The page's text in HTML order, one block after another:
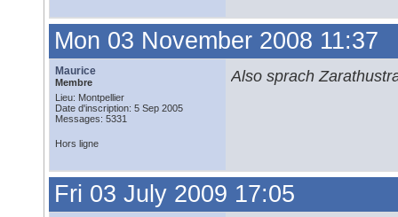
Mon 03 November 2008 11:37
Maurice
Membre
Lieu: Montpellier
Date d'inscription: 5 Sep 2005
Messages: 5331
Also sprach
Hors ligne
Fri 03 July 2009 17:05